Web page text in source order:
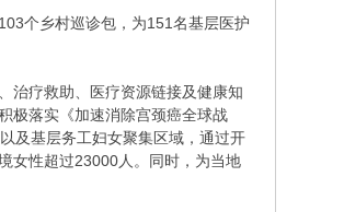
个乡村巡诊包，为151名基层医护
治疗救助、医疗资源链接及健康知
极落实《加速消除宫颈癌全球战
及基层务工妇女聚集区域，通过开
女性超过23000人。同时，为当地